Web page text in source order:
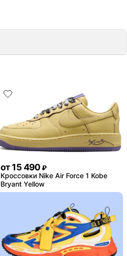
от 15 490 ₽
Кроссовки Nike Air Force 1 Kobe
Bryant Yellow